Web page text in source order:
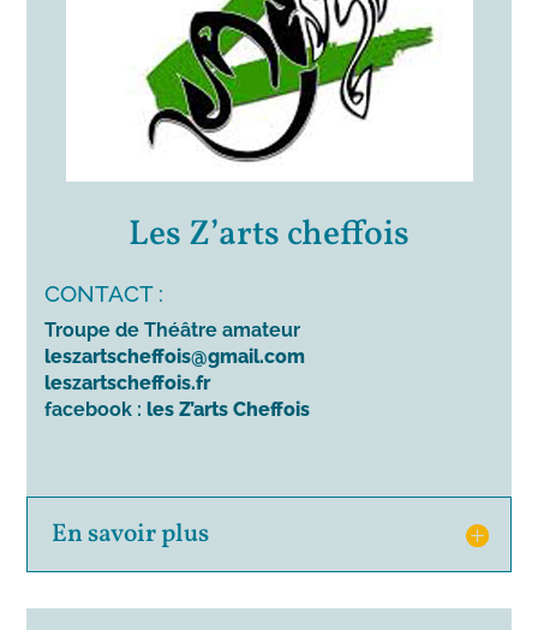
Les Z’arts cheffois
CONTACT :
Troupe de Théâtre amateur
leszartscheffois@gmail.com
leszartscheffois.fr
facebook :les Z’arts Cheffois
En savoir plus